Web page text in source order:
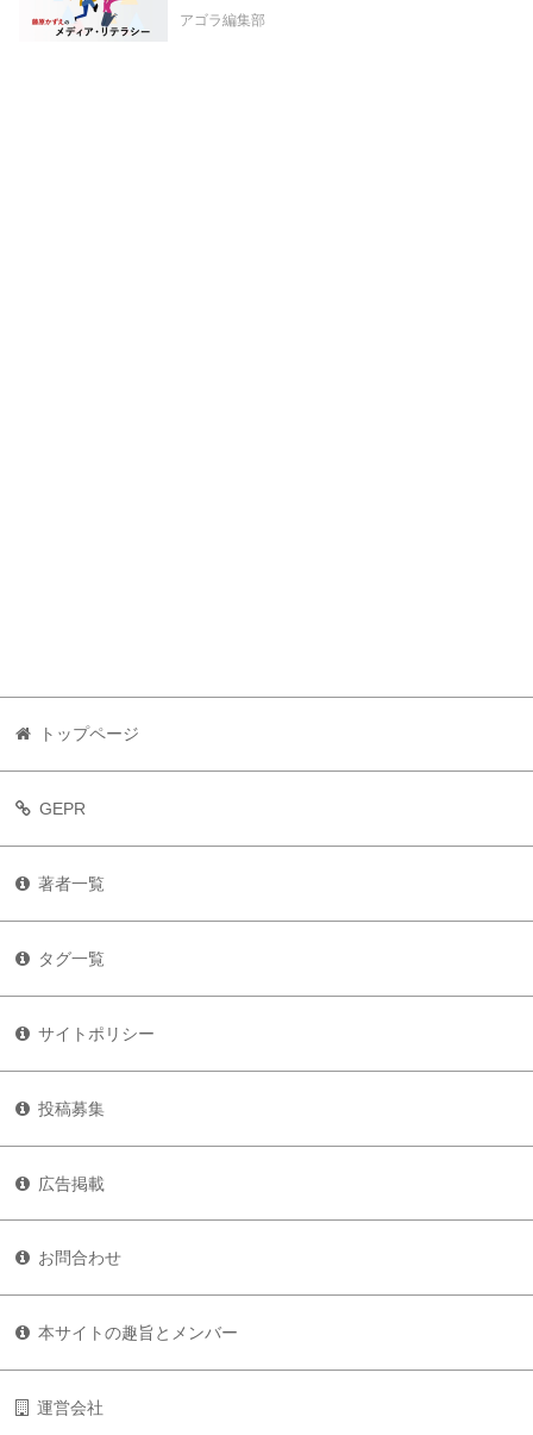
アゴラ編集部
トップページ
GEPR
著者一覧
タグ一覧
サイトポリシー
投稿募集
広告掲載
お問合わせ
本サイトの趣旨とメンバー
運営会社